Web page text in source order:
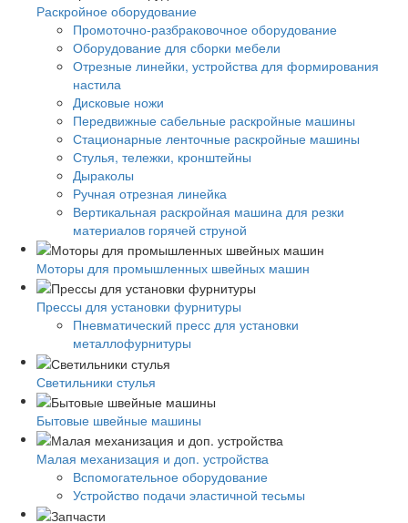
Раскройное оборудование
Промоточно-разбраковочное оборудование
Оборудование для сборки мебели
Отрезные линейки, устройства для формирования
настила
Дисковые ножи
Передвижные сабельные раскройные машины
Стационарные ленточные раскройные машины
Стулья, тележки, кронштейны
Дыраколы
Ручная отрезная линейка
Вертикальная раскройная машина для резки
материалов горячей струной
Моторы для промышленных швейных машин
Прессы для установки фурнитуры
Пневматический пресс для установки
металлофурнитуры
Светильники стулья
Бытовые швейные машины
Малая механизация и доп. устройства
Вспомогательное оборудование
Устройство подачи эластичной тесьмы